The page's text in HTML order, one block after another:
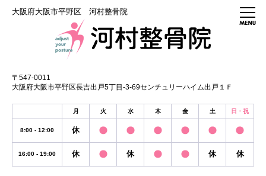
大阪府大阪市平野区 河村整骨院
〒547-0011
大阪府大阪市平野区長吉出戸5丁目-3-69センチュリーハイム出戸１Ｆ
月 火 水 木 金 土 日・祝
8:00 - 12:00 休
16:00 - 19:00 休 休 休 休